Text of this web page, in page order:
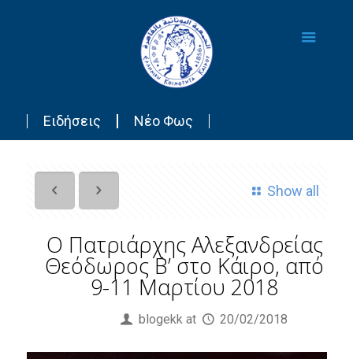
Ειδήσεις Νέο Φως
Show all
Ο Πατριάρχης Αλεξανδρείας
Θεόδωρος Β’ στο Κάιρο, από
9-11 Μαρτίου 2018
blogekk at 20/02/2018